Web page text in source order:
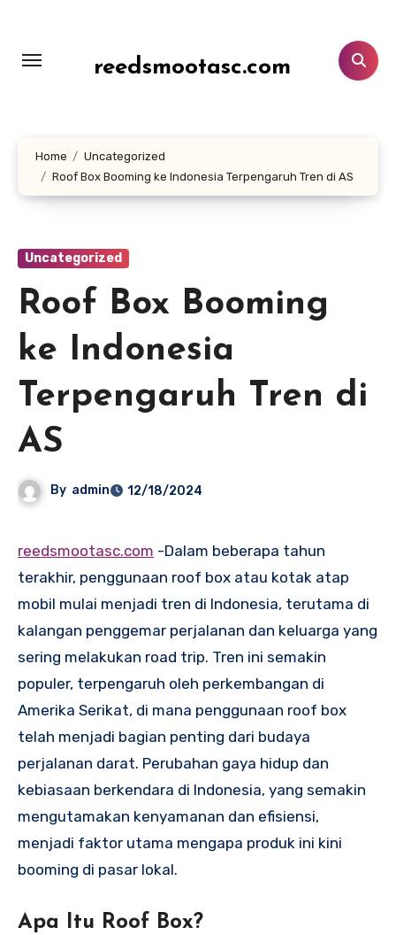
konten
reedsmootasc.com
Home
Uncategorized
Roof Box Booming ke Indonesia Terpengaruh Tren di AS
Uncategorized
Roof Box Booming
ke Indonesia
Terpengaruh Tren di
AS
By admin 12/18/2024
reedsmootasc.com -Dalam beberapa tahun
terakhir, penggunaan roof box atau kotak atap
mobil mulai menjadi tren di Indonesia, terutama di
kalangan penggemar perjalanan dan keluarga yang
sering melakukan road trip. Tren ini semakin
populer, terpengaruh oleh perkembangan di
Amerika Serikat, di mana penggunaan roof box
telah menjadi bagian penting dari budaya
perjalanan darat. Perubahan gaya hidup dan
kebiasaan berkendara di Indonesia, yang semakin
mengutamakan kenyamanan dan efisiensi,
menjadi faktor utama mengapa produk ini kini
booming di pasar lokal.
Apa Itu Roof Box?